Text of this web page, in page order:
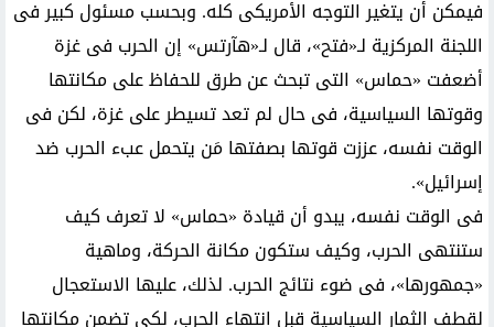
فيمكن أن يتغير التوجه الأمريكى كله. وبحسب مسئول كبير فى
اللجنة المركزية لـ«فتح»، قال لـ«هآرتس» إن الحرب فى غزة
أضعفت «حماس» التى تبحث عن طرق للحفاظ على مكانتها
وقوتها السياسية، فى حال لم تعد تسيطر على غزة، لكن فى
الوقت نفسه، عززت قوتها بصفتها مَن يتحمل عبء الحرب ضد
إسرائيل».
فى الوقت نفسه، يبدو أن قيادة «حماس» لا تعرف كيف
ستنتهى الحرب، وكيف ستكون مكانة الحركة، وماهية
«جمهورها»، فى ضوء نتائج الحرب. لذلك، عليها الاستعجال
لقطف الثمار السياسية قبل انتهاء الحرب، لكى تضمن مكانتها